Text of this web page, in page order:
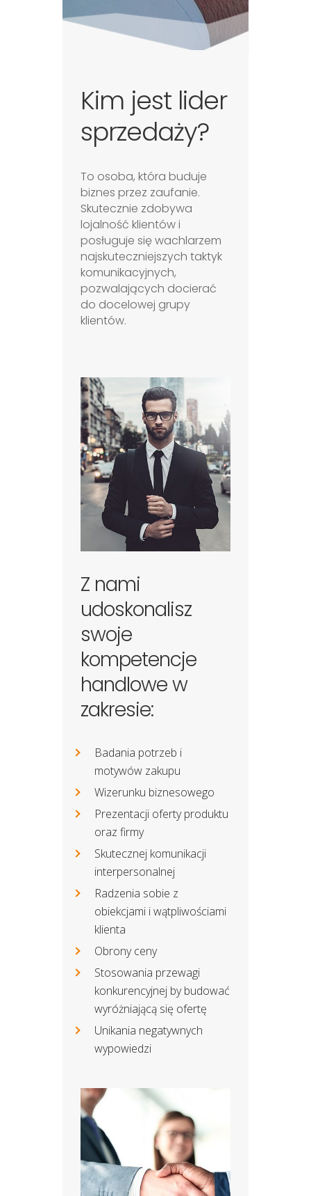
Kim jest lider
sprzedaży?
To osoba, która buduje
biznes przez zaufanie.
Skutecznie zdobywa
lojalność klientów i
posługuje się wachlarzem
najskuteczniejszych taktyk
komunikacyjnych,
pozwalających docierać
do docelowej grupy
klientów.
Z nami
udoskonalisz
swoje
kompetencje
handlowe w
zakresie:
Badania potrzeb i
motywów zakupu
Wizerunku biznesowego
Prezentacji oferty produktu
oraz firmy
Skutecznej komunikacji
interpersonalnej
Radzenia sobie z
obiekcjami i wątpliwościami
klienta
Obrony ceny
Stosowania przewagi
konkurencyjnej by budować
wyróżniającą się ofertę
Unikania negatywnych
wypowiedzi